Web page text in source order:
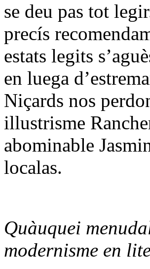
se deu pas tot
precís
estats legits
en luega
Niçards nos
illustrisme
abominable
localas.
Quàuquei
modernisme en